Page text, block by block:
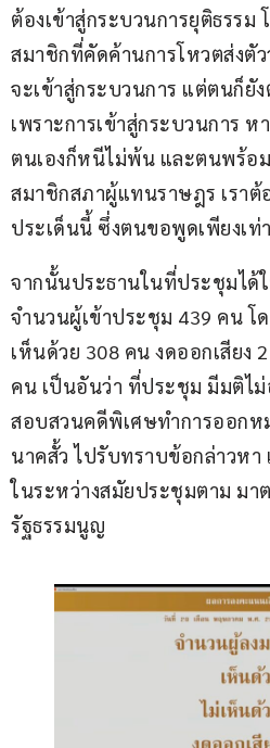
ต้องเข้าสู่กระบวนการยุติธรร
สมาชิกที่คัดค้านการโหวตส่งตั
จะเข้าสู่กระบวนการ แต่ตนก็ยั
เพราะการเข้าสู่กระบวนการ
ตนเองก็หนีไม่พ้น และตนพร้อ
สมาชิกสภาผู้แทนราษฎร เราต้
ประเด็นนี้ ซึ่งตนขอพูดเพียงเท่
จากนั้นประธานในที่ประชุมได้
จำนวนผู้เข้าประชุม 439 คน โ
เห็นด้วย 308 คน งดออกเสียง
คน เป็นอันว่า ที่ประชุม มีมติไ
สอบสวนคดีพิเศษทำการออก
นาคสั้ว ไปรับทราบข้อกล่าวหา
ในระหว่างสมัยประชุมตาม มา
รัฐธรรมนูญ